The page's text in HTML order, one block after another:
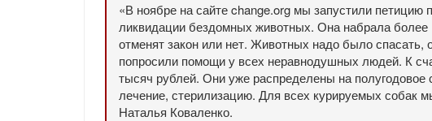
«В ноябре на сайте change.org мы запустили петицию
ликвидации бездомных животных. Она набрала
отменят закон или нет. Животных надо было
попросили помощи у всех неравнодушных людей. К
тысяч рублей. Они уже распределены на
лечение, стерилизацию. Для всех курируемых собак
Наталья Коваленко.